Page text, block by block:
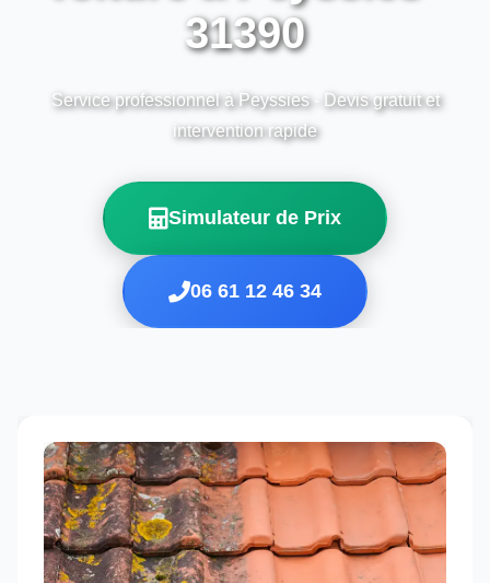
31390
Service professionnel à Peyssies - Devis gratuit et
intervention rapide
Simulateur de Prix
06 61 12 46 34